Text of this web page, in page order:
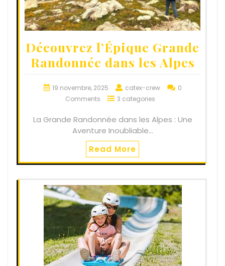
Découvrez l’Épique Grande
Randonnée dans les Alpes
19 novembre, 2025 catex-crew
0
Comments
3 categories
La Grande Randonnée dans les Alpes : Une
Aventure Inoubliable…
Read More